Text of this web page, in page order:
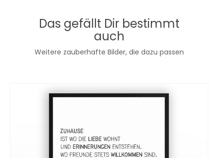
Das gefällt Dir bestimmt
auch
Weitere zauberhafte Bilder, die dazu passen